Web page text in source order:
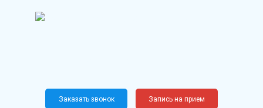
Новослободская, 62, к12
Заказать звонок Запись на прием